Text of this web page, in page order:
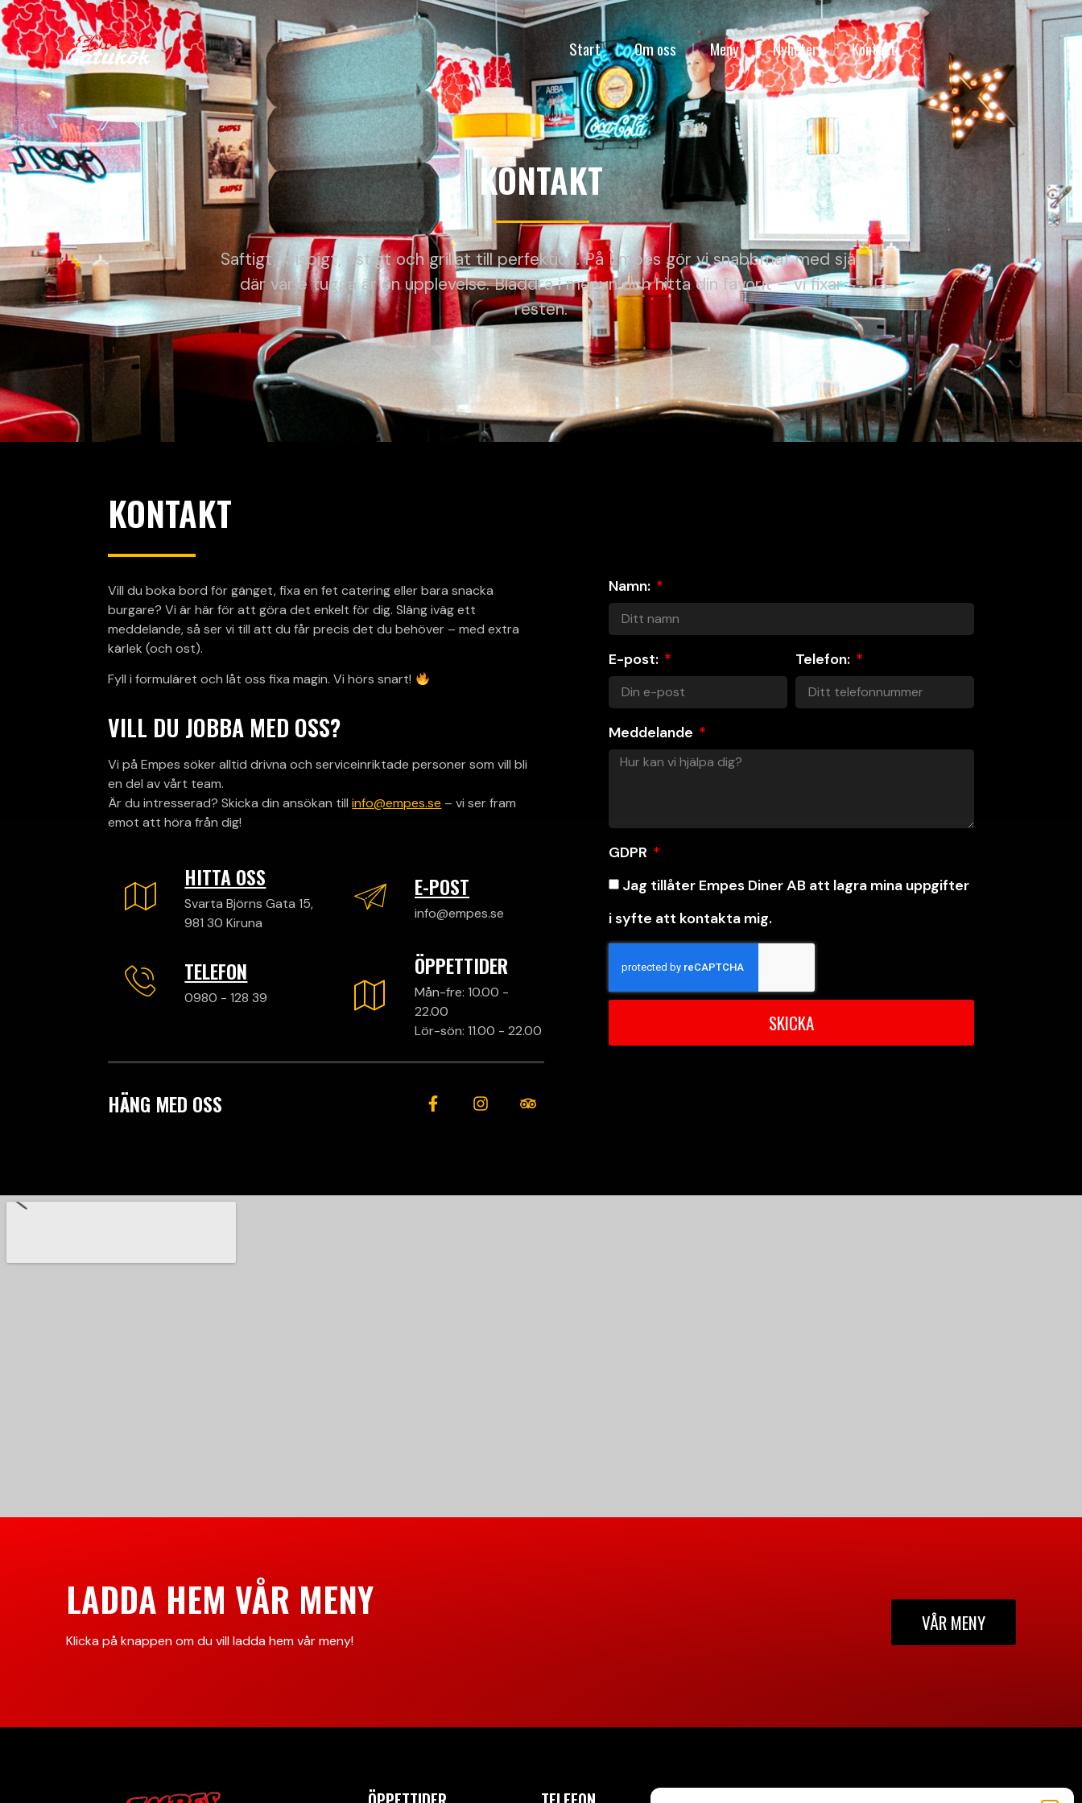
Start Om oss Meny Nyheter Kontakt
KONTAKT
Saftigt, krispigt, ostigt och grillat till perfektion. På Empes gör vi snabbmat med själ,
där varje tugga är en upplevelse. Bläddra i menyn och hitta din favorit – vi fixar
resten.
KONTAKT
Vill du boka bord för gänget, fixa en fet catering eller bara snacka
burgare? Vi är här för att göra det enkelt för dig. Släng iväg ett
meddelande, så ser vi till att du får precis det du behöver – med extra
kärlek (och ost).
Fyll i formuläret och låt oss fixa magin. Vi hörs snart!
VILL DU JOBBA MED OSS?
Vi på Empes söker alltid drivna och serviceinriktade personer som vill bli
en del av vårt team.
Är du intresserad? Skicka din ansökan tillinfo@empes.se – vi ser fram
emot att höra från dig!
HITTA OSS
Svarta Björns Gata 15,
981 30 Kiruna
E-POST
info@empes.se
TELEFON
0980 - 128 39
ÖPPETTIDER
Mån-fre: 10.00 -
22.00
Lör-sön: 11.00 - 22.00
HÄNG MED OSS
Namn:
E-post: Telefon:
Meddelande
GDPR
Jag tillåter Empes Diner AB att lagra mina uppgifter
i syfte att kontakta mig.
SKICKA
LADDA HEM VÅR MENY
Klicka på knappen om du vill ladda hem vår meny!
VÅR MENY